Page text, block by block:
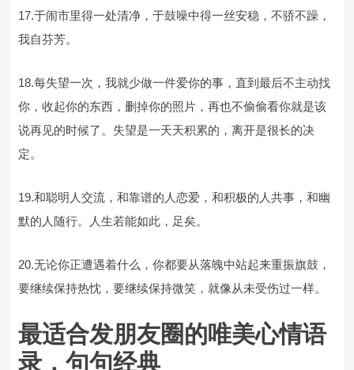
17.于闹市里得一处清净，于鼓噪中得一丝安稳，不骄不躁，
我自芬芳。
18.每失望一次，我就少做一件爱你的事，直到最后不主动找
你，收起你的东西，删掉你的照片，再也不偷偷看你就是该
说再见的时候了。失望是一天天积累的，离开是很长的决
定。
19.和聪明人交流，和靠谱的人恋爱，和积极的人共事，和幽
默的人随行。人生若能如此，足矣。
20.无论你正遭遇着什么，你都要从落魄中站起来重振旗鼓，
要继续保持热忱，要继续保持微笑，就像从未受伤过一样。
最适合发朋友圈的唯美心情语
录，句句经典